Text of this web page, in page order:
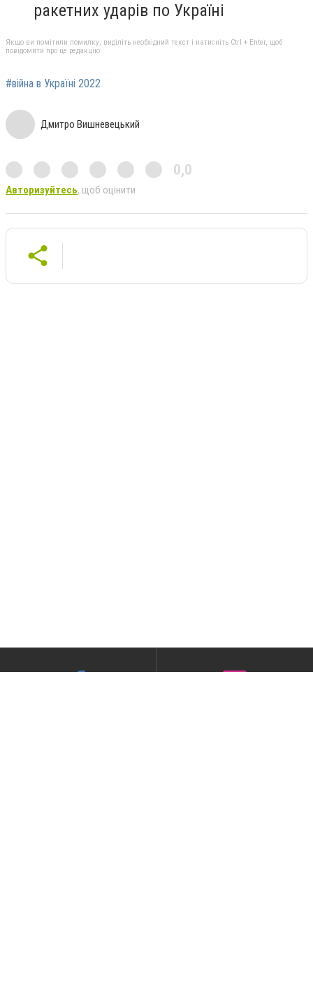
ракетних ударів по Україні
Якщо ви помітили помилку, виділіть необхідний текст і натисніть Ctrl + Enter, щоб
повідомити про це редакцію
#війна в Україні 2022
Дмитро Вишневецький
0,0
Авторизуйтесь, щоб оцінити